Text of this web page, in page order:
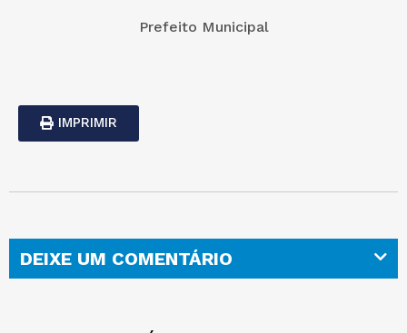
Prefeito Municipal
IMPRIMIR
DEIXE UM COMENTÁRIO